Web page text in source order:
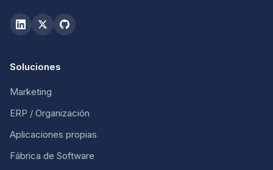
Soluciones
Marketing
ERP / Organización
Aplicaciones propias
Fábrica de Software